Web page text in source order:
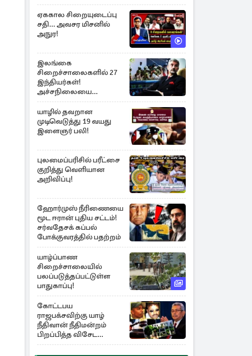
ஏககால சிறையுடைப்பு
சதி... அவசர மிசனில்
அநுர!
இலங்கை
சிறைச்சாலைகளில் 27
இந்தியர்கள்!
அச்சநிலையை
மையப்படுத்தி
ஜெயசங்கர் அறிக்கை
யாழில் தவறான
முடிவெடுத்து 19 வயது
இளைஞர் பலி!
புலமைப்பரிசில் பரீட்சை
குறித்து வெளியான
அறிவிப்பு!
ஹோர்முஸ் நீரிணையை
மூட ஈரான் புதிய சட்டம்!
சர்வதேசக் கப்பல்
போக்குவரத்தில் பதற்றம்
யாழ்ப்பாண
சிறைச்சாலையில்
பலப்படுத்தப்பட்டுள்ள
பாதுகாப்பு!
கோட்டபய
ராஜபக்சவிற்கு யாழ்
நீதிவான் நீதிமன்றம்
பிறப்பித்த விசேட
உத்தரவு!